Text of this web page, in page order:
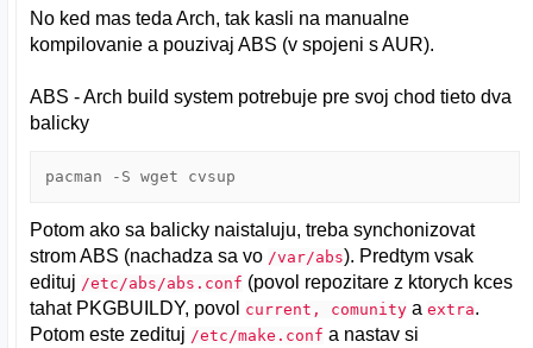
No ked mas teda Arch, tak kasli na manualne
kompilovanie a pouzivaj ABS (v spojeni s AUR).
ABS - Arch build system potrebuje pre svoj chod tieto dva
balicky
pacman -S wget cvsup
Potom ako sa balicky naistaluju, treba synchonizovat
strom ABS (nachadza sa vo /var/abs). Predtym vsak
edituj /etc/abs/abs.conf (povol repozitare z ktorych kces
tahat PKGBUILDY, povol current, comunity aextra.
Potom este zedituj /etc/make.conf a nastav si